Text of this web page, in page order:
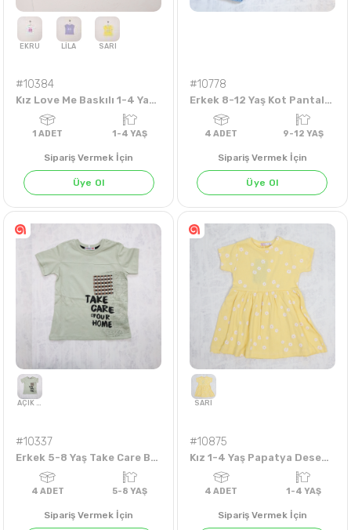
EKRU
#10384
Kız Love Me Baskılı 1-4 Yaş Badi
ADET 1-4 YAŞ
Sipariş Vermek İçin
Üye Ol
#10778
Erkek 8-12 Yaş Kot Pantalon
4ADET 9-12
Sipariş Vermek İçin
Üye Ol
#10337
Erkek 5-8 Yaş Take Care Baskılı Tişört
Sipariş Vermek İçin
#10875
Kız 1-4 Yaş Papatya Desenli Elbise
Sipariş Vermek İçin